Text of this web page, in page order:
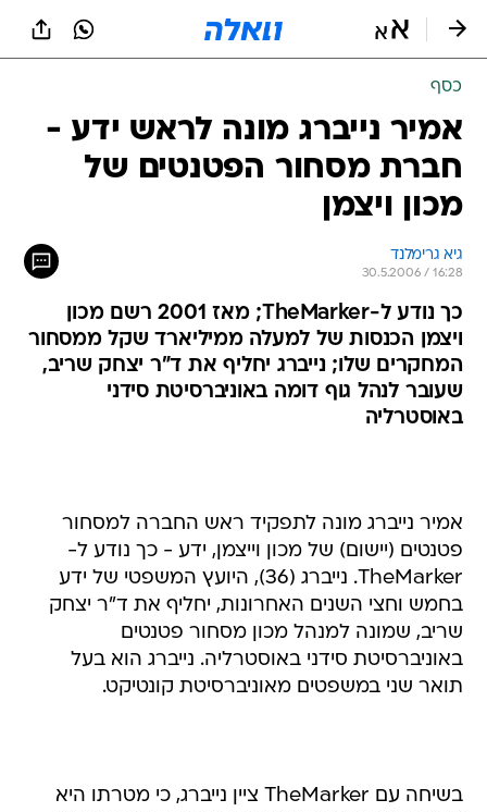
כסף
אמיר נייברג מונה לראש ידע -
חברת מסחור הפטנטים של
מכון ויצמן
גיא גרימלנד
30.5.2006 / 16:28
כך נודע ל-TheMarker; מאז 2001 רשם מכון
ויצמן הכנסות של למעלה ממיליארד שקל ממסחור
המחקרים שלו; נייברג יחליף את ד"ר יצחק שריב,
שעובר לנהל גוף דומה באוניברסיטת סידני
באוסטרליה
אמיר נייברג מונה לתפקיד ראש החברה למסחור
פטנטים (יישום) של מכון וייצמן, ידע - כך נודע ל-
TheMarker. נייברג (36), היועץ המשפטי של ידע
בחמש וחצי השנים האחרונות, יחליף את ד"ר יצחק
שריב, שמונה למנהל מכון מסחור פטנטים
באוניברסיטת סידני באוסטרליה. נייברג הוא בעל
תואר שני במשפטים מאוניברסיטת קונטיקט.
בשיחה עם TheMarker ציין נייברג, כי מטרתו היא